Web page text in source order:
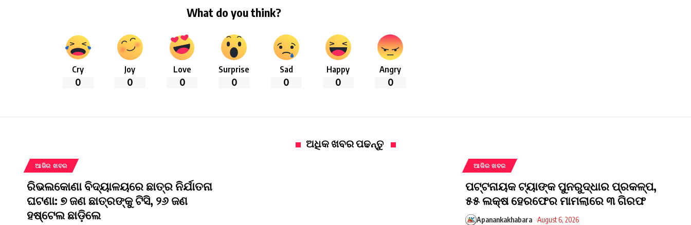
What do you think?
Cry
0
Joy
0
Love
0
Surprise
0
Sad
0
Happy
0
Angry
0
ଅଧିକ ଖବର ପଢନ୍ତୁ
ଆଜିର ଖବର
ରିଭଲକୋଣା ବିଦ୍ୟାଳୟରେ ଛାତ୍ର ନିର୍ଯାତନା
ଘଟଣା: ୭ ଜଣ ଛାତ୍ରଙ୍କୁ ଟିସି, ୨୬ ଜଣ
ହଷ୍ଟେଲ ଛାଡ଼ିଲେ
ଆଜିର ଖବର
ପଟ୍ଟନାୟକ ଟ୍ୟାଙ୍କ ପୁନରୁଦ୍ଧାର ପ୍ରକଳ୍ପ,
୫୫ ଲକ୍ଷ ହେରଫେର ମାମଲାରେ ୩ ଗିରଫ
Apanankakhabara August 6, 2026